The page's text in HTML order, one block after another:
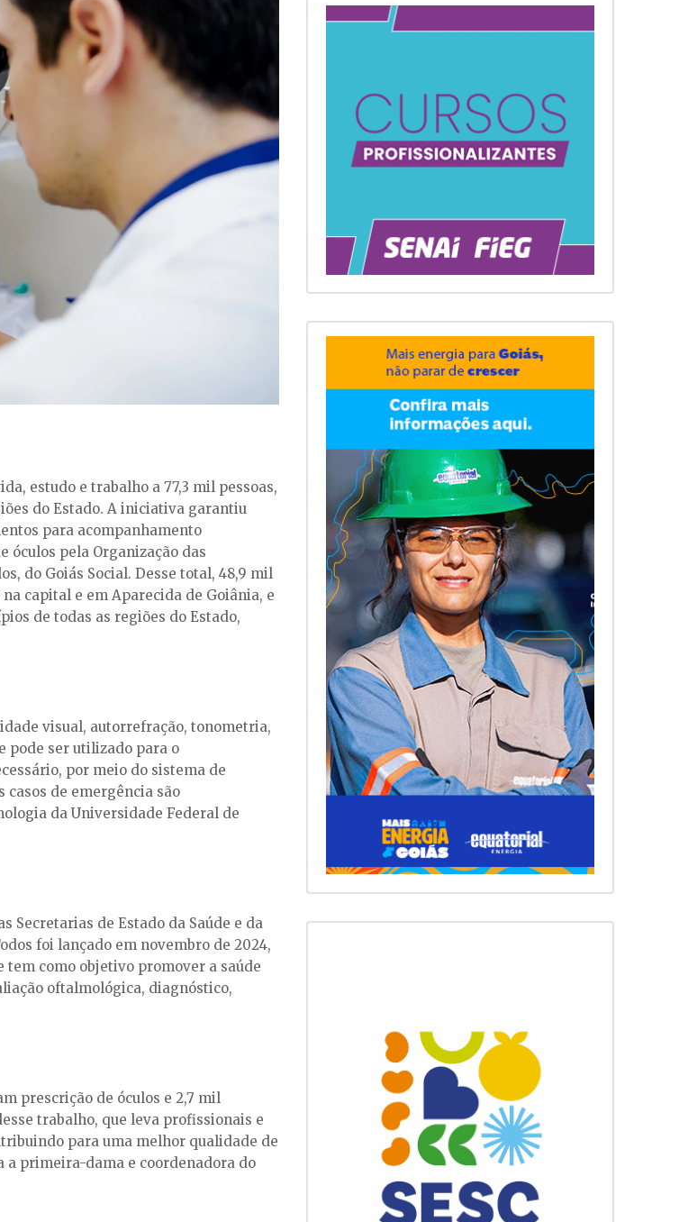
estudo e trabalho a 77,3 mil pessoas,
do Estado. A iniciativa garantiu
para acompanhamento
pela Organização das
do Goiás Social. Desse total, 48,9 mil
capital e em Aparecida de Goiânia, e
de todas as regiões do Estado,
visual, autorrefração, tonometria,
pode ser utilizado para o
por meio do sistema de
casos de emergência são
da Universidade Federal de
Secretarias de Estado da Saúde e da
foi lançado em novembro de 2024,
tem como objetivo promover a saúde
oftalmológica, diagnóstico,
prescrição de óculos e 2,7 mil
trabalho, que leva profissionais e
para uma melhor qualidade de
a primeira-dama e coordenadora do